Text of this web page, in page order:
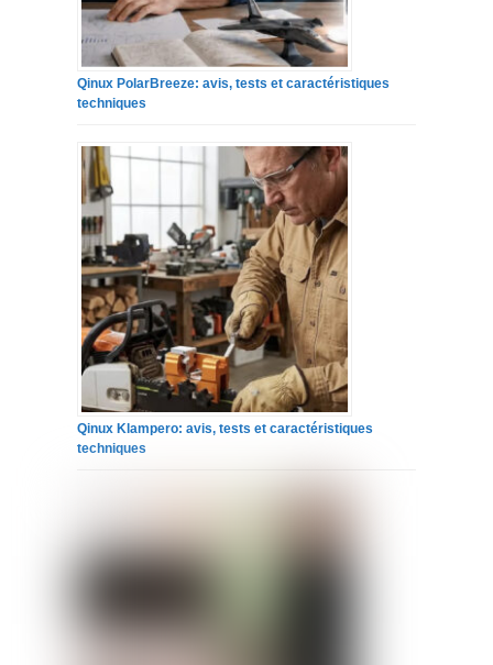
Qinux PolarBreeze: avis, tests et caractéristiques
techniques
Qinux Klampero: avis, tests et caractéristiques
techniques